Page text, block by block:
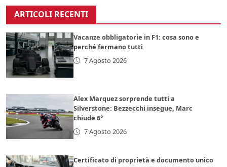
ARTICOLI RECENTI
Vacanze obbligatorie in F1: cosa sono e
perché fermano tutti
7 Agosto 2026
Alex Marquez sorprende tutti a
Silverstone: Bezzecchi insegue, Marc
chiude 6°
7 Agosto 2026
Certificato di proprietà e documento unico